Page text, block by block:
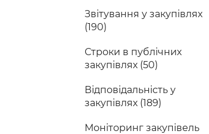
Звітування у закупівлях
(190)
Строки в публічних
закупівлях (50)
Відповідальність у
закупівлях (189)
Моніторинг закупівель